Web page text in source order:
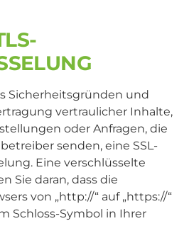
Sicherheitsgründen und
vertraulicher Inhalte,
oder Anfragen, die
senden, eine SSL-
Eine verschlüsselte
Sie daran, dass die
von „http://“ auf „https://“
Schloss-Symbol in Ihrer